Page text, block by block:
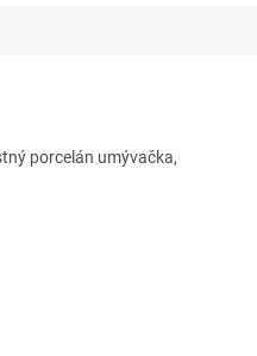
porcelán umývačka,